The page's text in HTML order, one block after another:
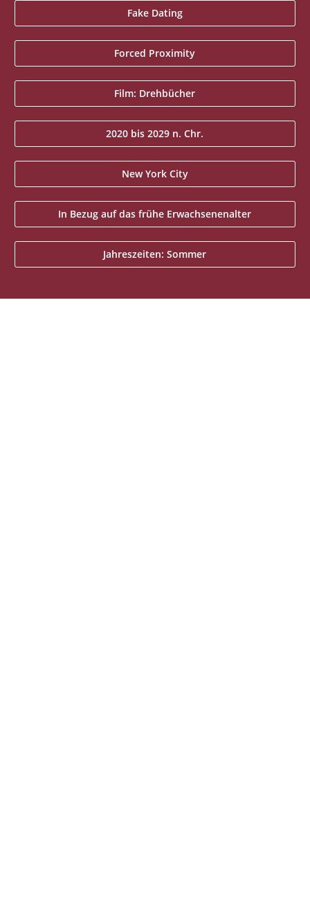
Fake Dating
Forced Proximity
Film: Drehbücher
2020 bis 2029 n. Chr.
New York City
In Bezug auf das frühe Erwachsenenalter
Jahreszeiten: Sommer